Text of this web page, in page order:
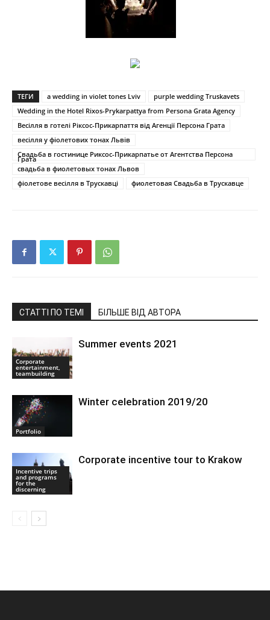
ТЕГИ a wedding in violet tones Lviv
purple wedding Truskavets
Wedding in the Hotel Rixos-Prykarpattya from Persona Grata Agency
Весілля в готелі Ріксос-Прикарпаття від Агенції Персона Грата
весілля у фіолетових тонах Львів
Свадьба в гостинице Риксос-Прикарпатье от Агентства Персона
Грата
свадьба в фиолетовых тонах Львов
фіолетове весілля в Трускавці
фиолетовая Свадьба в Трускавце
СТАТТІ ПО ТЕМІ БІЛЬШЕ ВІД АВТОРА
Corporate
entertainment,
teambuilding
Summer events 2021
Portfolio
Winter celebration 2019/20
Incentive trips
and programs
for the
discerning
Corporate incentive tour to Krakow